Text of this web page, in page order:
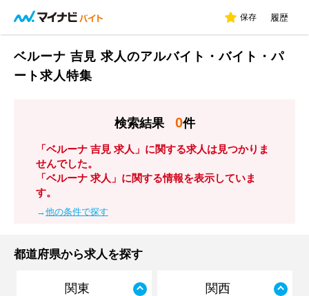
保存 履歴
ベルーナ 吉見 求人のアルバイト・バイト・パ
ート求人特集
検索結果 0件
「ベルーナ 吉見 求人」に関する求人は見つかりま
せんでした。
「ベルーナ 求人」に関する情報を表示していま
す。
→他の条件で探す
都道府県から求人を探す
関東 関西